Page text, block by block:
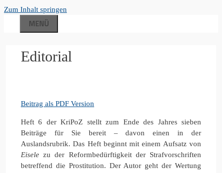
Zum Inhalt springen
MENÜ
Editorial
Beitrag als PDF Version
Heft 6 der KriPoZ stellt zum Ende des Jahres sieben
Beiträge für Sie bereit – davon einen in der
Auslandsrubrik. Das Heft beginnt mit einem Aufsatz von
Eisele zu der Reformbedürftigkeit der Strafvorschriften
betreffend die Prostitution. Der Autor geht der Wertung